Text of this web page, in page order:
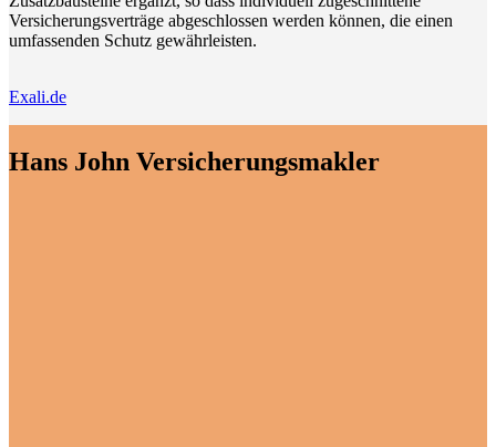
Versicherungsverträge abgeschlossen werden können, die einen
umfassenden Schutz gewährleisten.
Exali.de
Hans John Versicherungsmakler